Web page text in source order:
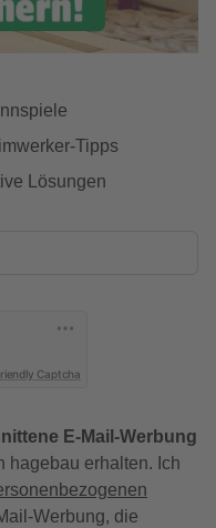
Tipps
Lösungen
Captcha
E-Mail-Werbung
hagebau erhalten. Ich
Werbung, die